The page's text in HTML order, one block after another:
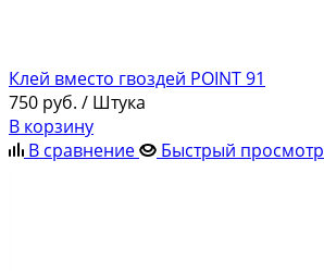
Клей вместо гвоздей POINT 91
750 руб. / Штука
В корзину
В сравнение
Быстрый просмотр